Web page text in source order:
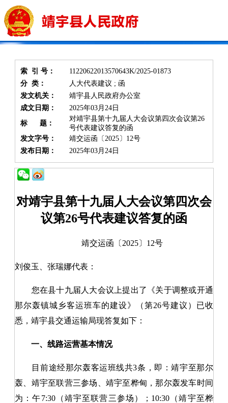
索 引 号：
11220622013570643K/2025-01873
分 类：
人大代表建议 ; 函
发文机关：
靖宇县人民政府办公室
成文日期：
2025年03月24日
标 题：
对靖宇县第十九届人大会议第四次会议第26
号代表建议答复的函
发文字号：
靖交运函〔2025〕12号
发布日期：
2025年03月24日
对靖宇县第十九届人大会议第四次会
议第26号代表建议答复的函
靖交运函〔2025〕12号
刘俊玉、张瑞娜代表：
您在县十九届人大会议上提出了《关于调整或开通
那尔轰镇城乡客运班车的建设》（第26号建议）已收
悉，靖宇县交通运输局现答复如下：
一、线路运营基本情况
目前途经那尔轰客运班线共3条，即：靖宇至那尔
轰、靖宇至联营三参场、靖宇至桦甸，那尔轰发车时间
为：午7:30（靖宇至联营三参场）；10:30（靖宇至桦